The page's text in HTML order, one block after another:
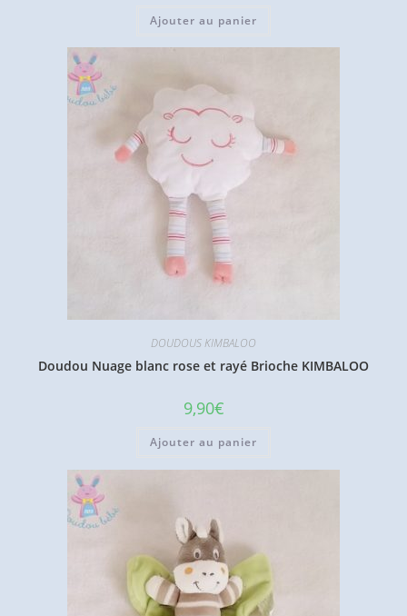
Ajouter au panier
DOUDOUS KIMBALOO
Doudou Nuage blanc rose et rayé Brioche KIMBALOO
9,90€
Ajouter au panier